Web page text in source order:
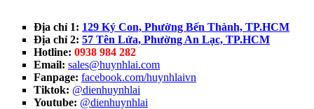
Địa chỉ 1: 129 Ký Con, Phường Bến Thành, TP.HCM
Địa chỉ 2: 57 Tên Lửa, Phường An Lạc, TP.HCM
Hotline: 0938 984 282
Email: sales@huynhlai.com
Fanpage: facebook.com/huynhlaivn
Tiktok: @dienhuynhlai
Youtube: @dienhuynhlai